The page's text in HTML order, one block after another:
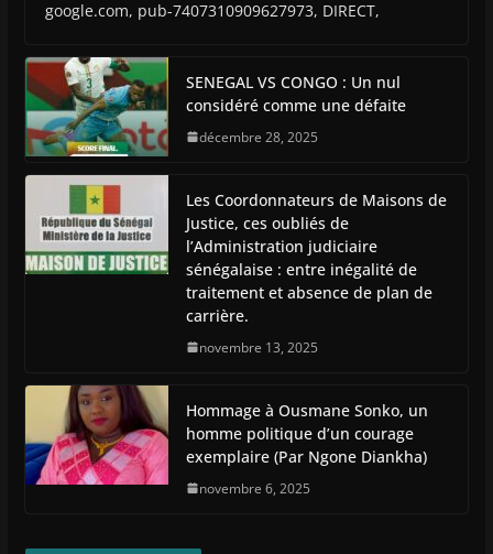
google.com, pub-7407310909627973, DIRECT,
SENEGAL VS CONGO : Un nul
considéré comme une défaite
décembre 28, 2025
Les Coordonnateurs de Maisons de
Justice, ces oubliés de
l’Administration judiciaire
sénégalaise : entre inégalité de
traitement et absence de plan de
carrière.
novembre 13, 2025
Hommage à Ousmane Sonko, un
homme politique d’un courage
exemplaire (Par Ngone Diankha)
novembre 6, 2025